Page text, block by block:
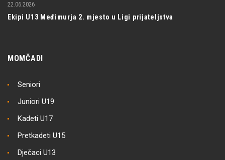
Ekipi U13 Međimurja 2. mjesto u Ligi prijateljstva
22.06.2026
MOMČADI
Seniori
Juniori U19
Kadeti U17
Pretkadeti U15
Dječaci U13